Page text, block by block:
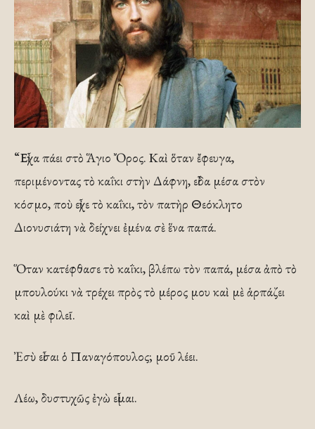
“Εἶχα πάει στὸ Ἅγιο Ὄρος. Καὶ ὅταν ἔφευγα,
περιμένοντας τὸ καΐκι στὴν Δάφνη, εἶδα μέσα στὸν
κόσμο, ποὺ εἶχε τὸ καΐκι, τὸν πατὴρ Θεόκλητο
Διονυσιάτη νὰ δείχνει ἐμένα σὲ ἕνα παπά.
Ὅταν κατέφθασε τὸ καΐκι, βλέπω τὸν παπά, μέσα ἀπὸ τὸ
μπουλούκι νὰ τρέχει πρὸς τὸ μέρος μου καὶ μὲ ἁρπάζει
καὶ μὲ φιλεῖ.
Ἐσὺ εἶσαι ὁ Παναγόπουλος; μοῦ λέει.
Λέω, δυστυχῶς ἐγὼ εἶμαι.